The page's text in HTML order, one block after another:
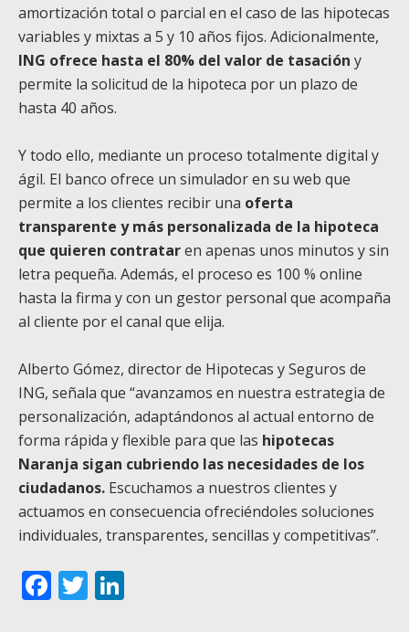
amortización total o parcial en el caso de las hipotecas
variables y mixtas a 5 y 10 años fijos. Adicionalmente,
ING ofrece hasta el 80% del valor de tasación y
permite la solicitud de la hipoteca por un plazo de
hasta 40 años.
Y todo ello, mediante un proceso totalmente digital y
ágil. El banco ofrece un simulador en su web que
permite a los clientes recibir una oferta
transparente y más personalizada de la hipoteca
que quieren contrataren apenas unos minutos y sin
letra pequeña. Además, el proceso es 100 % online
hasta la firma y con un gestor personal que acompaña
al cliente por el canal que elija.
Alberto Gómez, director de Hipotecas y Seguros de
ING, señala que “avanzamos en nuestra estrategia de
personalización, adaptándonos al actual entorno de
forma rápida y flexible para que las hipotecas
Naranja sigan cubriendo las necesidades de los
ciudadanos. Escuchamos a nuestros clientes y
actuamos en consecuencia ofreciéndoles soluciones
individuales, transparentes, sencillas y competitivas”.
Facebook
Twitter